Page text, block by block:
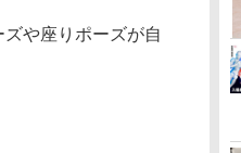
ズや座りポーズが自